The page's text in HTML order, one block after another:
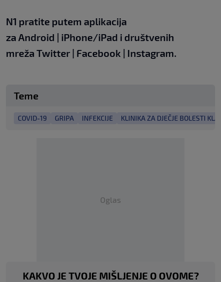
N1 pratite putem aplikacija
za Android | iPhone/iPad i društvenih
mreža Twitter | Facebook | Instagram.
Teme
COVID-19 GRIPA INFEKCIJE KLINIKA ZA DJEČJE BOLESTI
Oglas
KAKVO JE TVOJE MIŠLJENJE O OVOME?